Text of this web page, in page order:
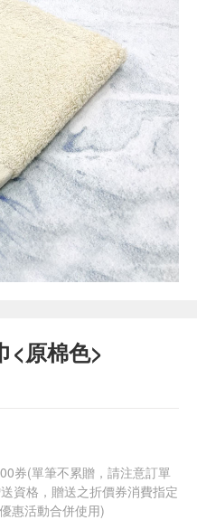
<原棉色>
券(單筆不累贈，請注意訂單
資格，贈送之折價券消費指定
惠活動合併使用)